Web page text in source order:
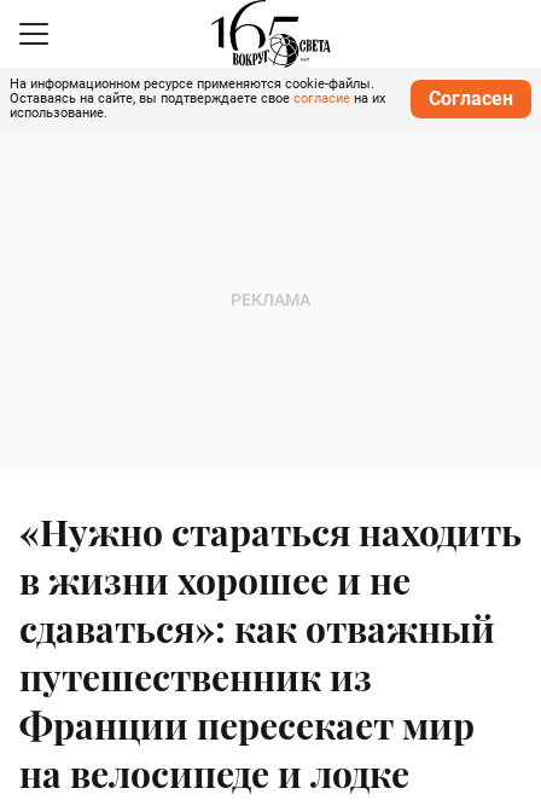
На информационном ресурсе применяются cookie-файлы.
Оставаясь на сайте, вы подтверждаете свое согласие на их
использование.
Согласен
«Нужно стараться находить
в жизни хорошее и не
сдаваться»: как отважный
путешественник из
Франции пересекает мир
на велосипеде и лодке